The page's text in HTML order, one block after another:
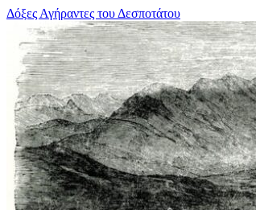
Μετάβαση
περιεχόμενο
Δόξες Αγήραντες του Δεσποτάτου